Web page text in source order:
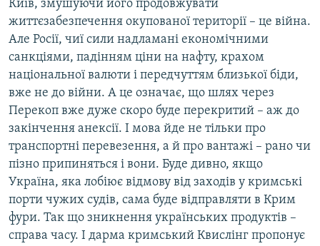
Київ, змушуючи його продовжувати
життєзабезпечення окупованої території – це війна.
Але Росії, чиї сили надламані економічними
санкціями, падінням ціни на нафту, крахом
національної валюти і передчуттям близької біди,
вже не до війни. А це означає, що шлях через
Перекоп вже дуже скоро буде перекритий – аж до
закінчення анексії. І мова йде не тільки про
транспортні перевезення, а й про вантажі – рано чи
пізно припиняться і вони. Буде дивно, якщо
Україна, яка лобіює відмову від заходів у кримські
порти чужих судів, сама буде відправляти в Крим
фури. Так що зникнення українських продуктів –
справа часу. І дарма кримський Квислінг пропонує